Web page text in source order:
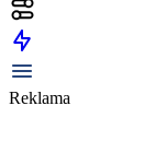
Reklama